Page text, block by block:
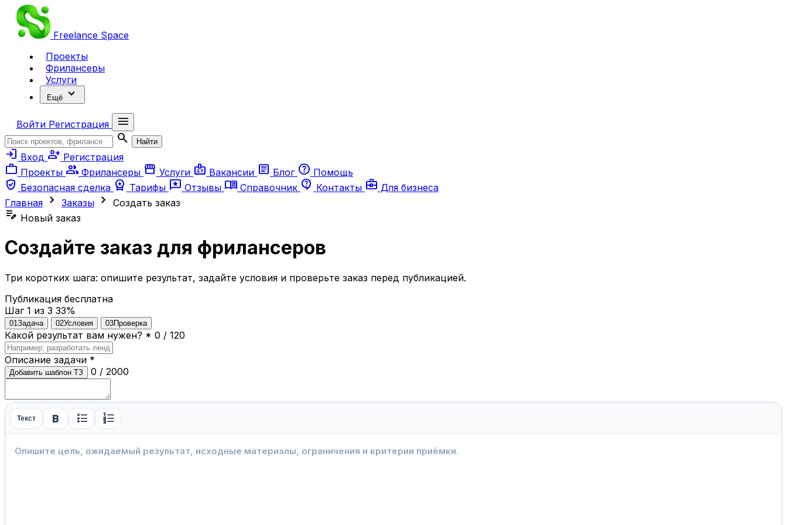
Freelance Space
Проекты
Фрилансеры
Услуги
Ещё expand_more
Войти Регистрация
menu
search
Найти
login Вход person_add Регистрация
work Проекты group Фрилансеры storefront Услуги badge Вакансии article Блог help Помощь
verified_user Безопасная сделка workspace_premium Тарифы reviews Отзывы menu_book Справочник contact_support Контакты business_center Для бизнеса
Главная chevron_right Заказы chevron_right Создать заказ
edit_note Новый заказ
Создайте заказ для фрилансеров
Три коротких шага: опишите результат, задайте условия и проверьте заказ перед публикацией.
Публикация бесплатна
Шаг 1 из 3 33%
01 Задача 02Условия 03Проверка
Какой результат вам нужен? * 0 / 120
Описание задачи *
Добавить шаблон ТЗ 0 / 2000
Текст format_bold format_list_bulleted format_list_numbered